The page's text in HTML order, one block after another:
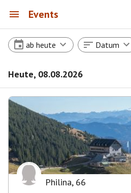
Events
ab heute Datum
Heute, 08.08.2026
Philina, 66